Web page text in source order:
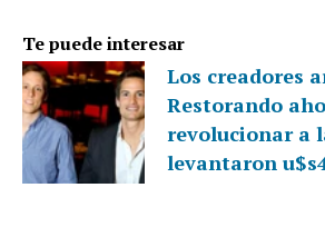
Te puede interesar
Los creadores
Restorando
revolucionar a
levantaron